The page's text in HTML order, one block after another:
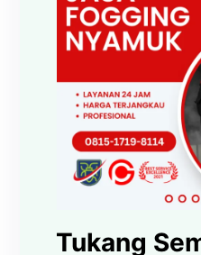
Tukang